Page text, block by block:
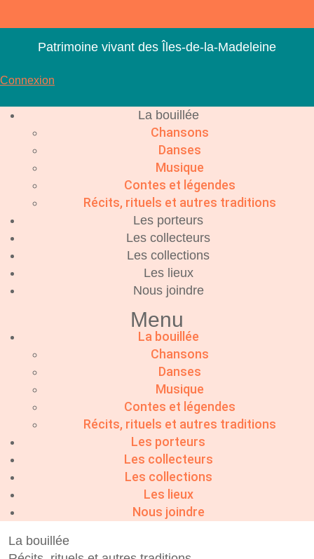
contenu
Patrimoine vivant des Îles-de-la-Madeleine
Connexion
La bouillée
Chansons
Danses
Musique
Contes et légendes
Récits, rituels et autres traditions
Les porteurs
Les collecteurs
Les collections
Les lieux
Nous joindre
Menu
La bouillée
Chansons
Danses
Musique
Contes et légendes
Récits, rituels et autres traditions
Les porteurs
Les collecteurs
Les collections
Les lieux
Nous joindre
La bouillée